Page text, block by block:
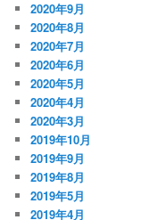
2020年9月
2020年8月
2020年7月
2020年6月
2020年5月
2020年4月
2020年3月
2019年10月
2019年9月
2019年8月
2019年5月
2019年4月